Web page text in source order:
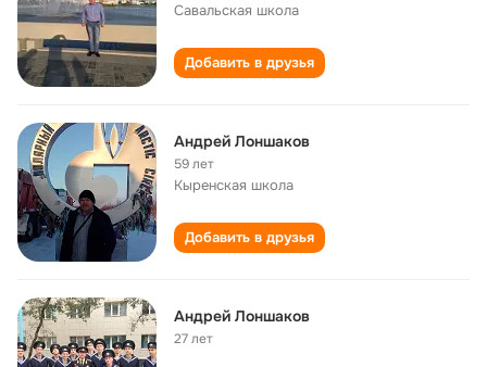
Савальская школа
Добавить в друзья
Андрей Лоншаков
59 лет
Кыренская школа
Добавить в друзья
Андрей Лоншаков
27 лет